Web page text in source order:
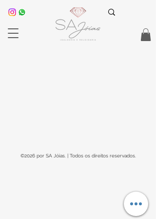
©2026 por SA Jóias. | Todos os direitos reservados.